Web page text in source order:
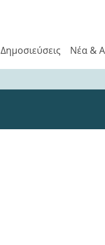
Δημοσιεύσεις Νέα &